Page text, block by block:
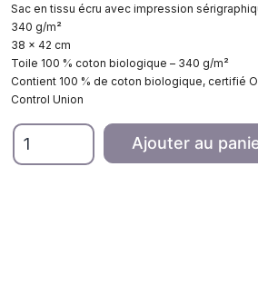
Sac en tissu écru avec impression
340 g/m²
38 x 42 cm
Toile 100 % coton biologique – 340 g/m²
Contient 100 % de coton biologique, certifié
Control Union
quantité
de
Ajouter au